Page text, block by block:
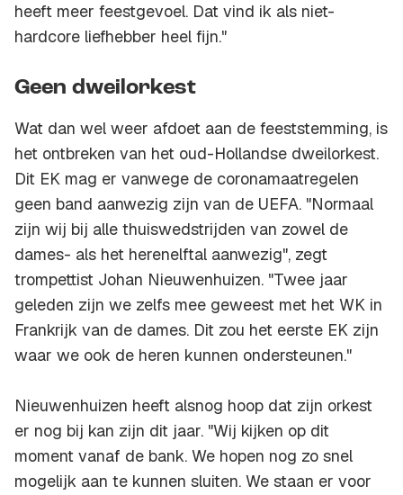
heeft meer feestgevoel. Dat vind ik als niet-
hardcore liefhebber heel fijn."
Geen dweilorkest
Wat dan wel weer afdoet aan de feeststemming, is
het ontbreken van het oud-Hollandse dweilorkest.
Dit EK mag er vanwege de coronamaatregelen
geen band aanwezig zijn van de UEFA. "Normaal
zijn wij bij alle thuiswedstrijden van zowel de
dames- als het herenelftal aanwezig", zegt
trompettist Johan Nieuwenhuizen. "Twee jaar
geleden zijn we zelfs mee geweest met het WK in
Frankrijk van de dames. Dit zou het eerste EK zijn
waar we ook de heren kunnen ondersteunen."
Nieuwenhuizen heeft alsnog hoop dat zijn orkest
er nog bij kan zijn dit jaar. "Wij kijken op dit
moment vanaf de bank. We hopen nog zo snel
mogelijk aan te kunnen sluiten. We staan er voor